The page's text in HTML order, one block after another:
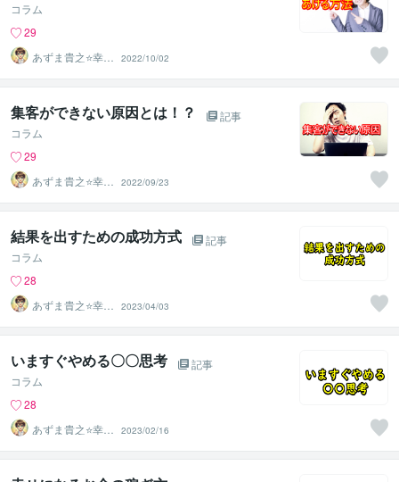
コラム
29
あずま貴之⭐幸せ
自分軸の生き方
育成コーチ
2022/10/02
集客ができない原因とは！？
記事
コラム
29
あずま貴之⭐幸せ
自分軸の生き方
育成コーチ
2022/09/23
結果を出すための成功方式
記事
コラム
28
あずま貴之⭐幸せ
自分軸の生き方
育成コーチ
2023/04/03
いますぐやめる〇〇思考
記事
コラム
28
あずま貴之⭐幸せ
自分軸の生き方
育成コーチ
2023/02/16